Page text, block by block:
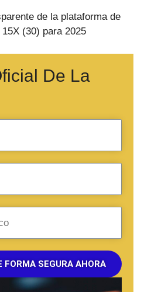
de la plataforma de
(30) para 2025
De La
FORMA SEGURA AHORA